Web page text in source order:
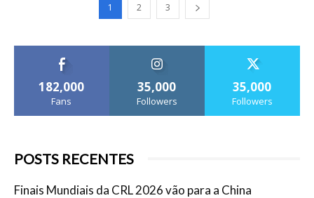
1 2 3
182,000
Fans
35,000
Followers
35,000
Followers
POSTS RECENTES
Finais Mundiais da CRL 2026 vão para a China